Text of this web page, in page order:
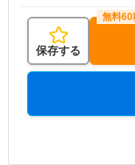
保存する